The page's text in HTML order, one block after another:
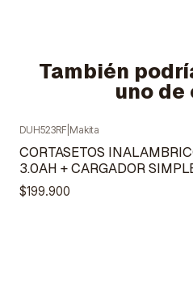
También
uno de
Agotado
DUH523RF Makita
CORTASETOS
3.0AH + CARGADOR
$199.900